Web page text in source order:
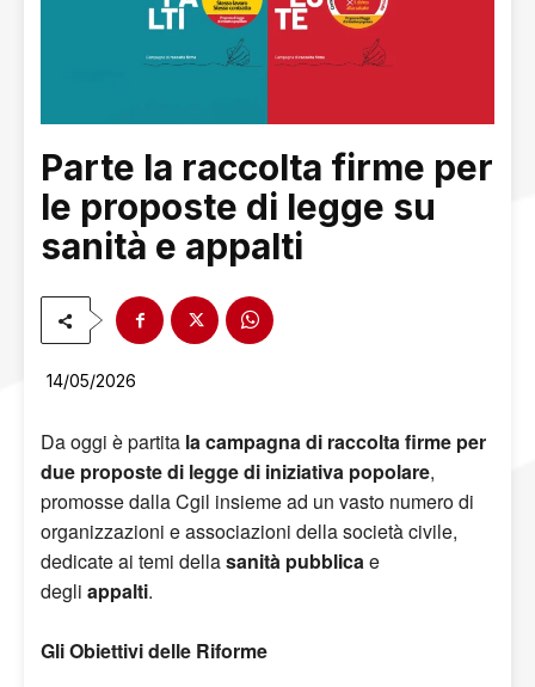
Parte la raccolta firme per
le proposte di legge su
sanità e appalti
14/05/2026
Da oggi è partita la campagna di raccolta firme per
due proposte di legge di iniziativa popolare,
promosse dalla Cgil insieme ad un vasto numero di
organizzazioni e associazioni della società civile,
dedicate ai temi dellasanità pubblicae
degli appalti.
Gli Obiettivi delle Riforme